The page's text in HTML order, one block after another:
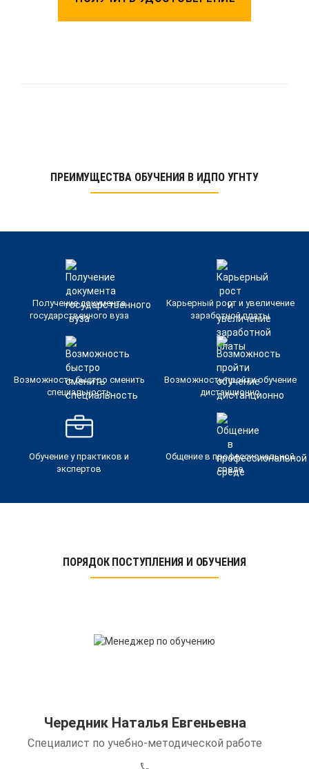
ПРЕИМУЩЕСТВА ОБУЧЕНИЯ В ИДПО УГНТУ
Получение документа
государственного вуза
Карьерный рост и увеличение
заработной платы
Возможность быстро сменить
специальность
Возможность пройти обучение
дистанционно
Обучение у практиков и
экспертов
Общение в профессиональной
среде
ПОРЯДОК ПОСТУПЛЕНИЯ И ОБУЧЕНИЯ
Чередник Наталья Евгеньевна
Специалист по учебно-методической работе